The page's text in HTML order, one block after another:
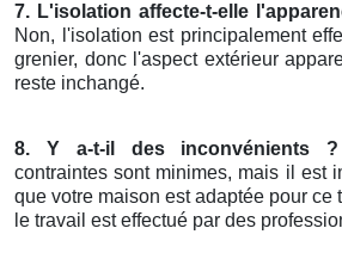
7. L'isolation affecte-t-elle
Non, l'isolation est principalement
grenier, donc l'aspect extérieur
reste inchangé.
8. Y a-t-il des inconvénients ?
contraintes sont minimes, mais il est
que votre maison est adaptée pour ce
le travail est effectué par des